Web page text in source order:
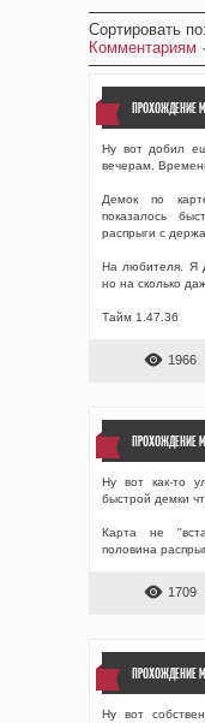
Сортировать по:
Комментариям ·
ПРОХОЖДЕНИЕ
Ну вот добил
вечерам.
Демок по
показалось
распрыги с
На любителя. Я
но на сколько
Тайм 1.47.36
1966
ПРОХОЖДЕНИЕ
Ну вот как-то
быстрой демки
Карта не
половина
1709
ПРОХОЖДЕНИЕ
Ну вот